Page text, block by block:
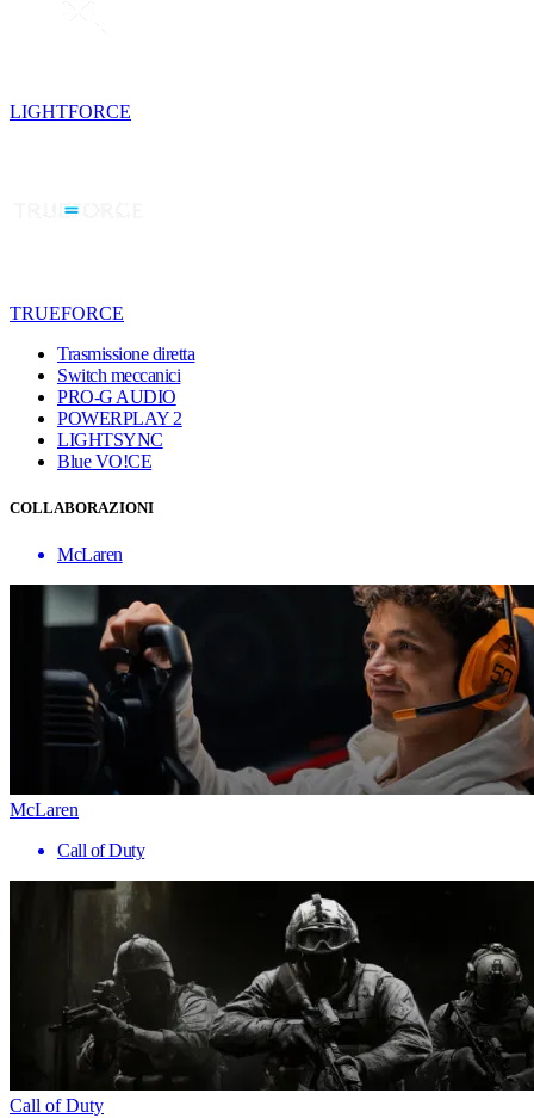
LIGHTFORCE
TRUEFORCE
Trasmissione diretta
Switch meccanici
PRO-G AUDIO
POWERPLAY 2
LIGHTSYNC
Blue VO!CE
COLLABORAZIONI
McLaren
McLaren
Call of Duty
Call of Duty